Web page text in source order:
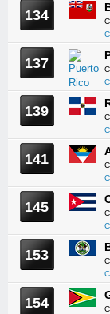
134
137
139
141
145
153
154